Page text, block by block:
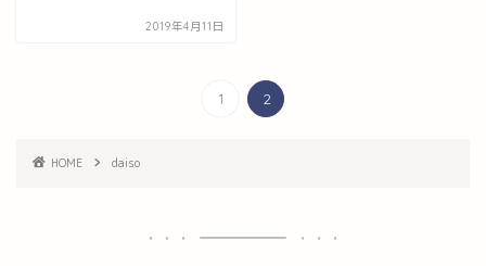
2019年4月11日
1 2
HOME daiso